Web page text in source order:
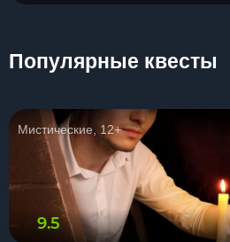
Популярные квесты
Мистические, 12+
9.5